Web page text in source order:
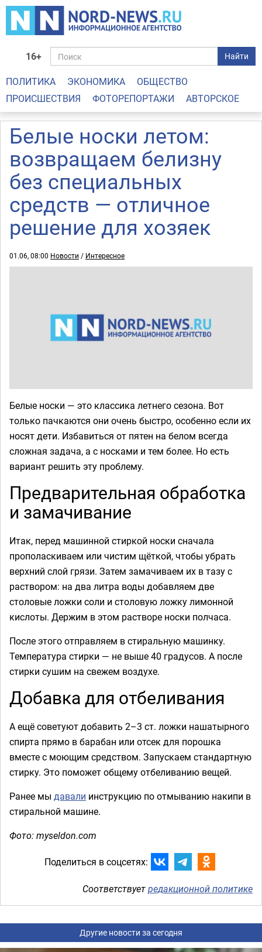
16+ Найти
ПОЛИТИКА ЭКОНОМИКА
ОБЩЕСТВО
ПРОИСШЕСТВИЯ
ФОТОРЕПОРТАЖИ АВТОРСКОЕ
Белые носки летом:
возвращаем белизну
без специальных
средств — отличное
решение для хозяек
01.06, 08:00 Новости / Интересное
Белые носки — это классика летнего сезона. Вот
только пачкаются они очень быстро, особенно если их
носят дети. Избавиться от пятен на белом всегда
сложная задача, а с носками и тем более. Но есть
вариант решить эту проблему.
Предварительная обработка
и замачивание
Итак, перед машинной стиркой носки сначала
прополаскиваем или чистим щёткой, чтобы убрать
верхний слой грязи. Затем замачиваем их в тазу с
раствором: на два литра воды добавляем две
столовые ложки соли и столовую ложку лимонной
кислоты. Держим в этом растворе носки полчаса.
После этого отправляем в стиральную машинку.
Температура стирки — не выше 40 градусов. А после
стирки сушим на свежем воздухе.
Добавка для отбеливания
А ещё советуют добавить 2–3 ст. ложки нашатырного
спирта прямо в барабан или отсек для порошка
вместе с моющим средством. Запускаем стандартную
стирку. Это поможет общему отбеливанию вещей.
Ранее мы давали инструкцию по отмыванию накипи в
стиральной машине.
Фото: myseldon.com
Поделиться в соцсетях:
Соответствуетредакционной политике
Другие новости за сегодня